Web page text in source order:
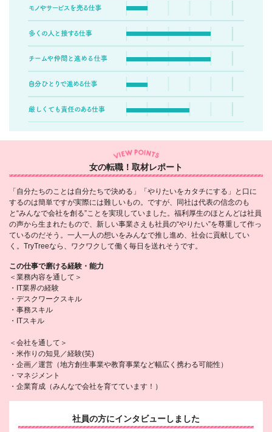
女の転職！取材レポート
「自分たちのことは自分たちで決める」「やりたいをカタチにする」と口に
するのは簡単ですが実際には難しいもの。ですが、同社は代表の信念のも
と“みんなで会社を創る”ことを実現していました。福利厚生のほとんどは社員
の声から生まれたもので、新しい事業さえも社員の“やりたい”を尊重して作っ
ているのだそう。一人一人の想いをみんなで推し進め、社会に貢献してい
く。TryTreeなら、ワクワクして働く毎日を送れそうです。
この仕事で磨ける経験・能力
＜業務内容を通して＞
・IT業界の経験
・デスクワークスキル
・事務スキル
・ITスキル
＜会社を通して＞
・米作りの知見／経験(笑)
・企画／運営（地方創生事業や教育事業など幅広く携わる可能性）
・マネジメント
・企業育成（みんなで会社を育てています！）
社員の方にインタビューしました